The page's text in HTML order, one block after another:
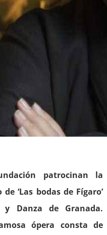
patrocinan la
‘Las bodas de Fígaro’
Danza de Granada.
ópera consta de